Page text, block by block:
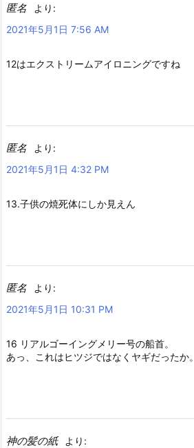
匿名
より:
2021年5月1日 7:56 AM
12はエクストリームアイロニングですね
匿名
より:
2021年5月1日 4:32 PM
13.子供の焼死体にしか見えん
匿名
より:
2021年5月1日 10:31 PM
16 リアルゴーイングメリー号の船首。
あっ、これはヒツジではなくヤギだったか。
神の髪の紙
より: